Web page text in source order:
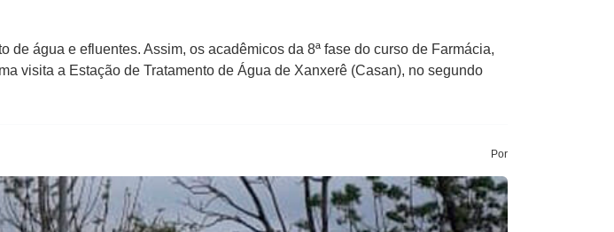
água e efluentes. Assim, os acadêmicos da 8ª fase do curso de Farmácia,
visita a Estação de Tratamento de Água de Xanxerê (Casan), no segundo
Por